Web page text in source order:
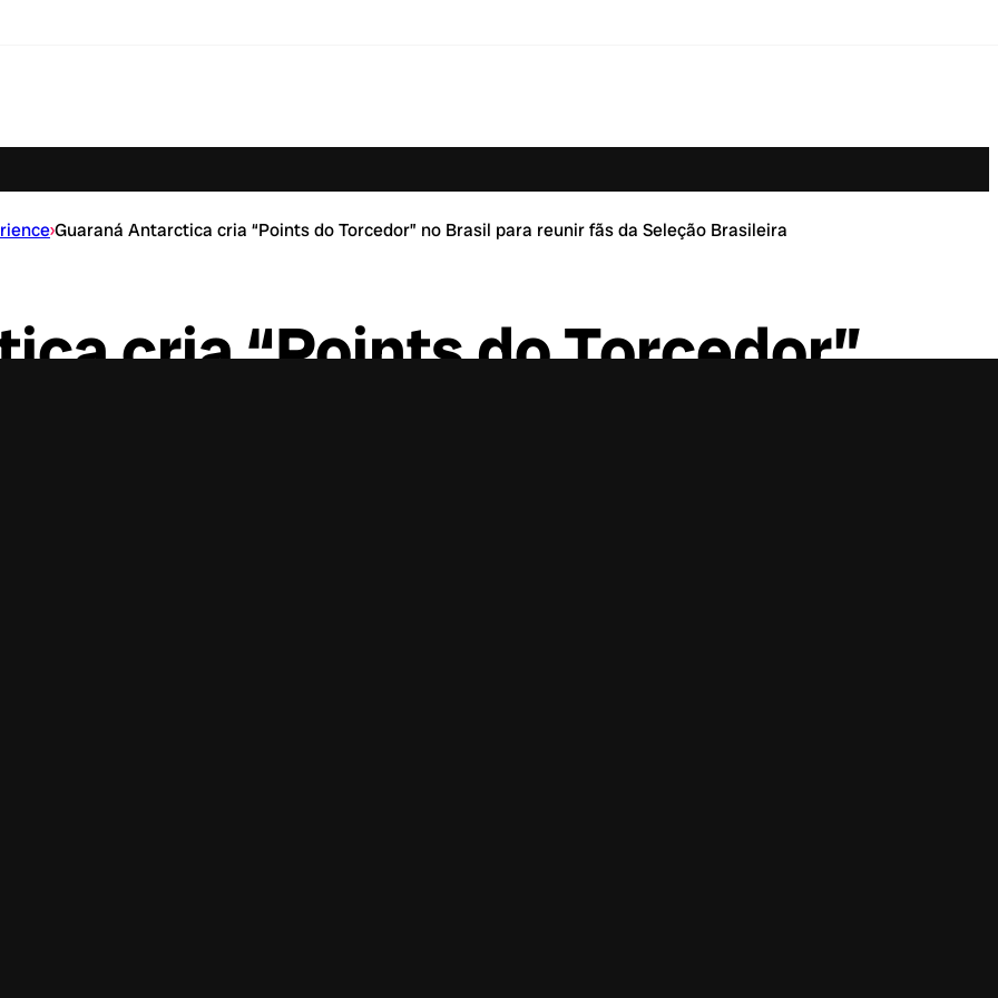
›Guaraná Antarctica cria “Points do Torcedor” no Brasil para reunir fãs da Seleção Brasileira
cria “Points do Torcedor”
fãs da Seleção Brasileira